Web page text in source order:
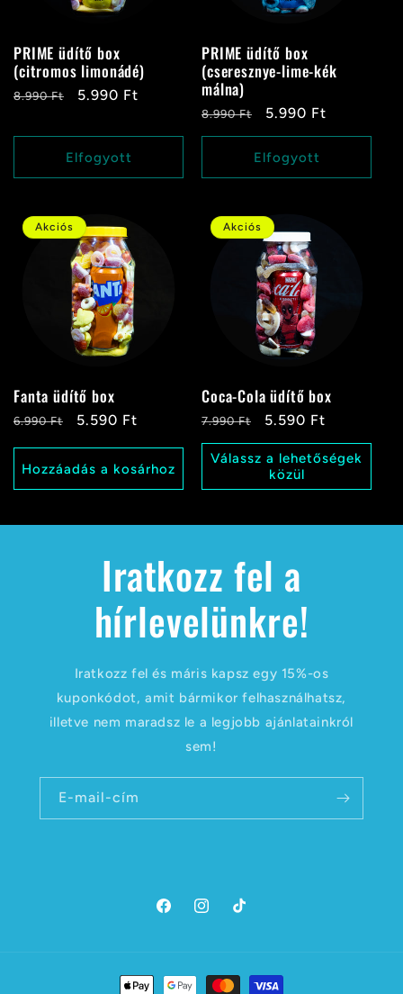
PRIME üdítő box
(citromos limonádé)
Normál
8.990 Ft
Akciós
5.990 Ft
Elfogyott
PRIME üdítő box
(cseresznye-lime-kék
málna)
Normál
ár
8.990 Ft
Akciós
ár
5.990 Ft
Elfogyott
Akciós
Fanta üdítő box
Normál
6.990 Ft
Akciós
5.590 Ft
Hozzáadás a kosárhoz
Akciós
Coca-Cola üdítő box
Normál
ár
7.990 Ft
Akciós
ár
5.590 Ft
Válassz a lehetőségek
közül
Iratkozz fel a
hírlevelünkre!
Iratkozz fel és máris kapsz egy 15%-os
kuponkódot, amit bármikor felhasználhatsz,
illetve nem maradsz le a legjobb ajánlatainkról
sem!
E-mail-cím
FacebookInstagramTikTok
Fizetési